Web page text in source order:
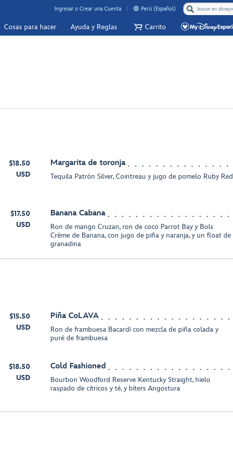
Ingresar o Crear una Cuenta Perú (Español)
Cosas para hacer Ayuda y Reglas Carrito
$18.50
USD
Margarita de toronja
Tequila Patrón Silver, Cointreau y jugo de pomelo Ruby Red
$17.50
USD
Banana Cabana
Ron de mango Cruzan, ron de coco Parrot Bay y Bols
Crème de Banana, con jugo de piña y naranja, y un float de
granadina
$15.50
USD
Piña CoLAVA
Ron de frambuesa Bacardí con mezcla de piña colada y
puré de frambuesa
$18.50
USD
Cold Fashioned
Bourbon Woodford Reserve Kentucky Straight, hielo
raspado de cítricos y té, y bíters Angostura